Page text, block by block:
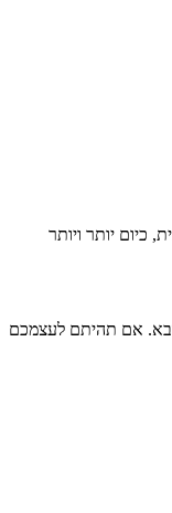
כיום יותר ויותר
אם תהיתם לעצמכם